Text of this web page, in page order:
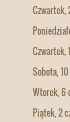
Czwartek,
Czwartek,
Sobota,
Wtorek, 6
Piątek, 2